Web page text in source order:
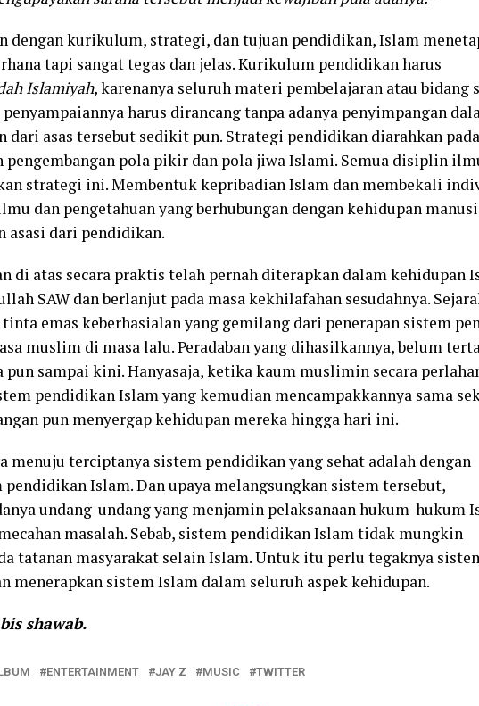
dengan kurikulum, strategi, dan tujuan pendidikan, Islam
tapi sangat tegas dan jelas. Kurikulum pendidikan harus
Islamiyah,karenanya seluruh materi pembelajaran atau bidang
harus dirancang tanpa adanya penyimpangan
dari asas tersebut sedikit pun. Strategi pendidikan diarahkan pada
pengembangan pola pikir dan pola jiwa Islami. Semua disiplin
strategi ini. Membentuk kepribadian Islam dan membekali
dan pengetahuan yang berhubungan dengan kehidupan
asasi dari pendidikan.
di atas secara praktis telah pernah diterapkan dalam kehidupan
SAW dan berlanjut pada masa kekhilafahan sesudahnya.
emas keberhasialan yang gemilang dari penerapan sistem
muslim di masa lalu. Peradaban yang dihasilkannya, belum
pun sampai kini. Hanyasaja, ketika kaum muslimin secara
pendidikan Islam yang kemudian mencampakkannya sama
pun menyergap kehidupan mereka hingga hari ini.
menuju terciptanya sistem pendidikan yang sehat adalah dengan
pendidikan Islam. Dan upaya melangsungkan sistem tersebut,
undang-undang yang menjamin pelaksanaan hukum-hukum
masalah. Sebab, sistem pendidikan Islam tidak mungkin
tatanan masyarakat selain Islam. Untuk itu perlu tegaknya
menerapkan sistem Islam dalam seluruh aspek kehidupan.
shawab.
ENTERTAINMENT JAY Z MUSIC TWITTER